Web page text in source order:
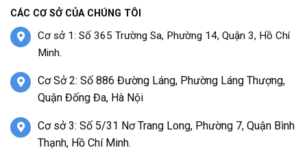
CÁC CƠ SỞ CỦA CHÚNG TÔI
Cơ sở 1: Số 365 Trường Sa, Phường 14, Quận 3, Hồ Chí
Minh.
Cơ Sở 2: Số 886 Đường Láng, Phường Láng Thượng,
Quận Đống Đa, Hà Nội
Cơ sở 3: Số 5/31 Nơ Trang Long, Phường 7, Quận Bình
Thạnh, Hồ Chí Minh.